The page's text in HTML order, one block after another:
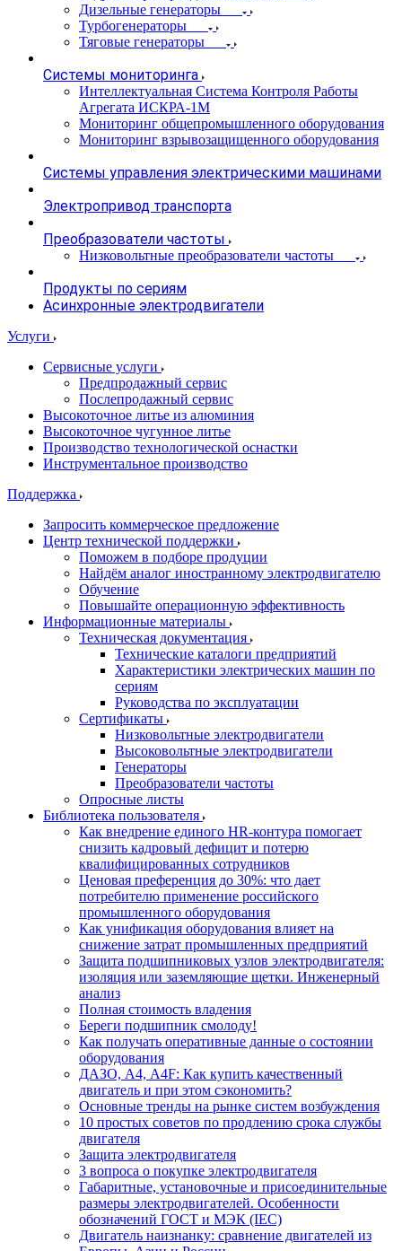
Дизельные генераторы
Турбогенераторы
Тяговые генераторы
Системы мониторинга
Интеллектуальная Система Контроля Работы
Агрегата ИСКРА-1М
Мониторинг общепромышленного оборудования
Мониторинг взрывозащищенного оборудования
Системы управления электрическими машинами
Электропривод транспорта
Преобразователи частоты
Низковольтные преобразователи частоты
Продукты по сериям
Асинхронные электродвигатели
Услуги
Сервисные услуги
Предпродажный сервис
Послепродажный сервис
Высокоточное литье из алюминия
Высокоточное чугунное литье
Производство технологической оснастки
Инструментальное производство
Поддержка
Запросить коммерческое предложение
Центр технической поддержки
Поможем в подборе продуции
Найдём аналог иностранному электродвигателю
Обучение
Повышайте операционную эффективность
Информационные материалы
Техническая документация
Технические каталоги предприятий
Характеристики электрических машин по
сериям
Руководства по эксплуатации
Сертификаты
Низковольтные электродвигатели
Высоковольтные электродвигатели
Генераторы
Преобразователи частоты
Опросные листы
Библиотека пользователя
Как внедрение единого HR-контура помогает
снизить кадровый дефицит и потерю
квалифицированных сотрудников
Ценовая преференция до 30%: что дает
потребителю применение российского
промышленного оборудования
Как унификация оборудования влияет на
снижение затрат промышленных предприятий
Защита подшипниковых узлов электродвигателя:
изоляция или заземляющие щетки. Инженерный
анализ
Полная стоимость владения
Береги подшипник смолоду!
Как получать оперативные данные о состоянии
оборудования
ДАЗО, А4, А4F: Как купить качественный
двигатель и при этом сэкономить?
Основные тренды на рынке систем возбуждения
10 простых советов по продлению срока службы
двигателя
Защита электродвигателя
3 вопроса о покупке электродвигателя
Габаритные, установочные и присоединительные
размеры электродвигателей. Особенности
обозначений ГОСТ и МЭК (IEC)
Двигатель наизнанку: сравнение двигателей из